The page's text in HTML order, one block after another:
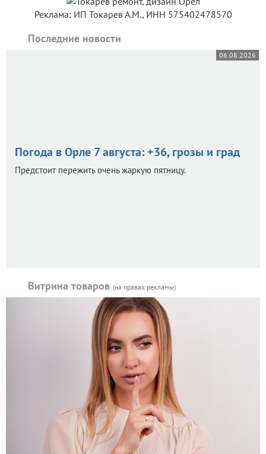
Реклама: ИП Токарев А.М., ИНН 575402478570
Последние новости
06.08.2026
Погода в Орле 7 августа: +36, грозы и град
Предстоит пережить очень жаркую пятницу.
Витрина товаров (на правах рекламы)